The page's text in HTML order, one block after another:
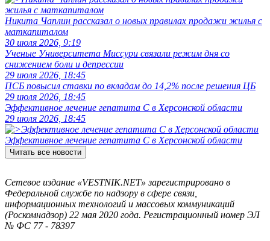
Никита Чаплин рассказал о новых правилах продажи жилья с
маткапиталом
30 июля 2026, 9:19
Ученые Университета Миссури связали режим дня со
снижением боли и депрессии
29 июля 2026, 18:45
ПСБ повысил ставки по вкладам до 14,2% после решения ЦБ
29 июля 2026, 18:45
Эффективное лечение гепатита C в Херсонской области
29 июля 2026, 18:45
Эффективное лечение гепатита C в Херсонской области
Читать все новости
Сетевое издание «VESTNIK.NET» зарегистрировано в
Федеральной службе по надзору в сфере связи,
информационных технологий и массовых коммуникаций
(Роскомнадзор) 22 мая 2020 года. Регистрационный номер ЭЛ
№ ФС 77 - 78397